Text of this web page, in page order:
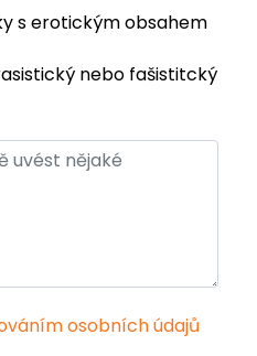
s erotickým obsahem
nebo fašistitcký
osobních údajů